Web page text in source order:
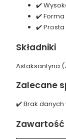
✔️
✔️ Forma
✔️ Prosta
Składniki
Astaksantyna
Zalecane
✔️ Brak danych
Zawartość